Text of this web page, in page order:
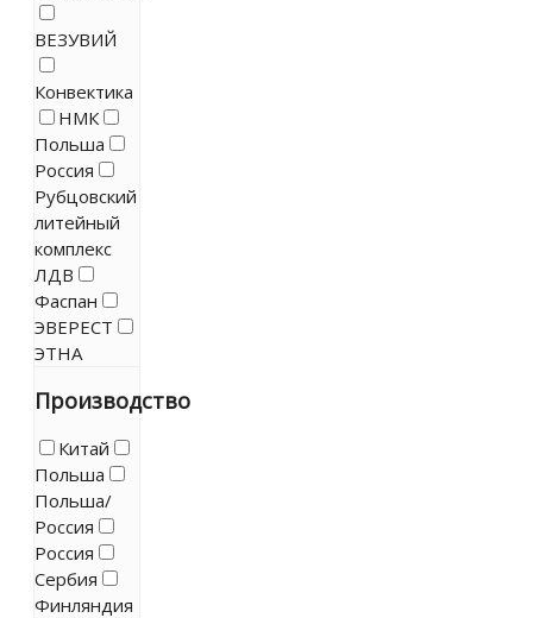
ВЕЗУВИЙ
Конвектика
НМК
Польша
Россия
Рубцовский
литейный
комплекс
ЛДВ
Фаспан
ЭВЕРЕСТ
ЭТНА
Производство
Китай
Польша
Польша/
Россия
Россия
Сербия
Финляндия